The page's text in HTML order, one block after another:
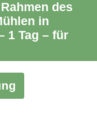
des
in
1 Tag – für